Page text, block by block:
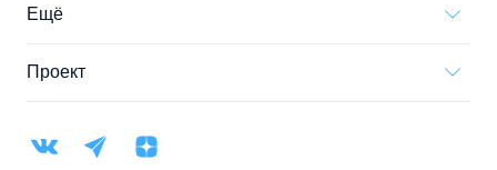
Ещё
Проект